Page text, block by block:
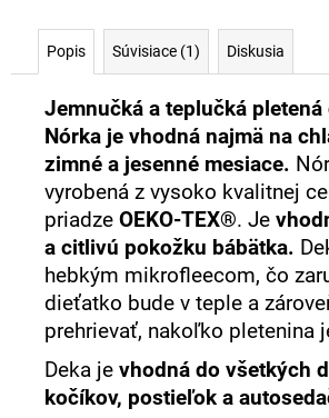
Popis Súvisiace (1) Diskusia
Jemnučká a teplučká pletená
Nórka je vhodná najmä na
zimné a jesenné mesiace.
vyrobená z vysoko kvalitnej
priadze OEKO-TEX®. Je
a citlivú pokožku bábätka.
hebkým mikrofleecom, čo
dieťatko bude v teple a
prehrievať, nakoľko pletenina
Deka je vhodná do všetkých
kočíkov, postieľok a